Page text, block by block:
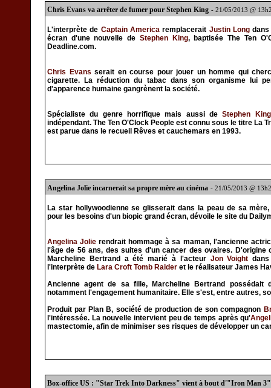
Chris Evans va arrêter de fumer pour Stephen King - 21/05/2013 @
L'interprète de Captain Americaremplacerait Justin Longdans
écran d'une nouvelle de Stephen King, baptisée The Ten
Deadline.com.
Chris Evans serait en course pour jouer un homme qui
cigarette. La réduction du tabac dans son organisme lui
d'apparence humaine gangrènent la société.
Spécialiste du genre horrifique mais aussi deStephen King
indépendant. The Ten O'Clock People est connu sous le titre La
est parue dans le recueil Rêves et cauchemars en 1993.
Angelina Jolie incarnerait sa propre mère au cinéma - 21/05/2013 @
La star hollywoodienne se glisserait dans la peau de sa
pour les besoins d'un biopic grand écran, dévoile le site du
Angelina Jolie rendrait hommage à sa maman, l'ancienne
l'âge de 56 ans, des suites d'un cancer des ovaires. D'origine
Marcheline Bertrand a été marié à l'acteur Jon Voight
l'interprète de Lara Croft Tomb Raider et le réalisateur James
Ancienne agent de sa fille, Marcheline Bertrand possédait
notamment l'engagement humanitaire. Elle s'est, entre autres,
Produit par Plan B, société de production de son compagnon
l'intéressée. La nouvelle intervient peu de temps après qu'
mastectomie, afin de minimiser ses risques de développer un
Box-office US : "Star Trek Into Darkness" vient à bout d'"Iron Man 3"